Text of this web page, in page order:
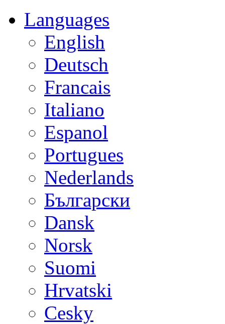
Languages
English
Deutsch
Francais
Italiano
Espanol
Portugues
Nederlands
Български
Dansk
Norsk
Suomi
Hrvatski
Cesky